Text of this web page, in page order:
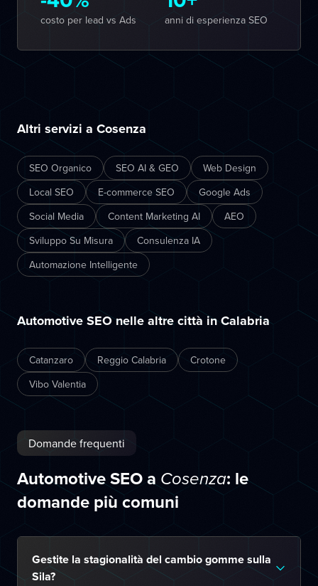
costo per lead vs Ads anni di esperienza SEO
Altri servizi a Cosenza
SEO Organico SEO AI & GEO
Web Design
Local SEO
E-commerce SEO
Google Ads
Social Media
Content Marketing AI
AEO
Sviluppo Su Misura
Consulenza IA
Automazione Intelligente
Automotive SEO nelle altre città in Calabria
Catanzaro Reggio Calabria
Crotone
Vibo Valentia
Domande frequenti
Automotive SEO aCosenza: le
domande più comuni
Gestite la stagionalità del cambio gomme sulla
Sila?